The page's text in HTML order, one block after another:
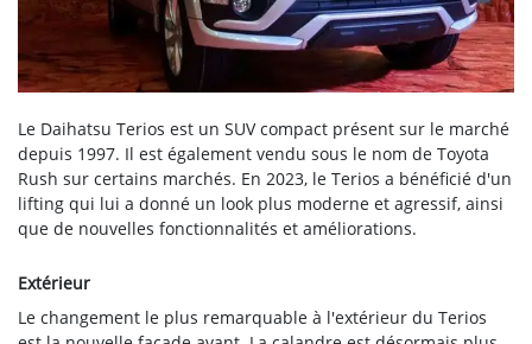
Le Daihatsu Terios est un SUV compact présent sur le marché
depuis 1997. Il est également vendu sous le nom de Toyota
Rush sur certains marchés. En 2023, le Terios a bénéficié d'un
lifting qui lui a donné un look plus moderne et agressif, ainsi
que de nouvelles fonctionnalités et améliorations.
Extérieur
Le changement le plus remarquable à l'extérieur du Terios